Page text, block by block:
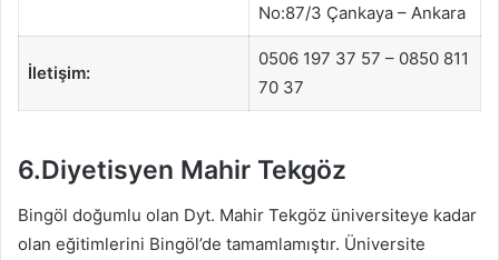
No:87/3 Çankaya – Ankara
İletişim:
0506 197 37 57 – 0850 811
70 37
6.Diyetisyen Mahir Tekgöz
Bingöl doğumlu olan Dyt. Mahir Tekgöz üniversiteye kadar
olan eğitimlerini Bingöl’de tamamlamıştır. Üniversite